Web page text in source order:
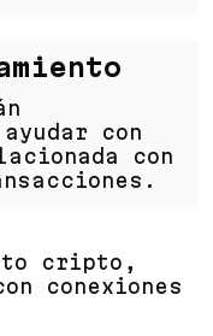
con
con
cripto,
conexiones